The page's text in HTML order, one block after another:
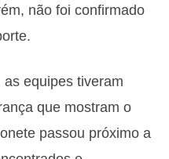
não foi confirmado
equipes tiveram
que mostram o
passou próximo a